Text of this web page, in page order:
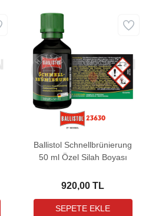
Ballistol Schnellbrünierung
50 ml Özel Silah Boyası
920,00 TL